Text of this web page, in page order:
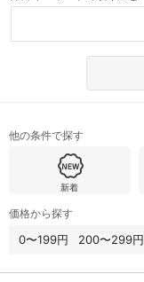
他の条件で探す
新着
価格から探す
0〜199円 200〜299円